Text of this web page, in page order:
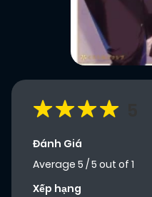
Đánh Giá
Average 5 /5 out of 1
Xếp hạng